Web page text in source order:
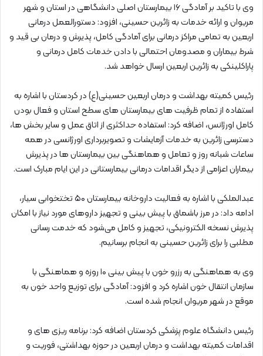
وی با تاکید بر آمادگی ۱۶ بیمارستان اصلی دانشگاهی در استان و شهر
مریوان و ارائه خدمات به زائرین حسینی، افزود: دستورالعمل درمانی
اربعین به تمامی مراکز درمانی برای آمادگی کامل، پذیرش و درمان بی قید و
شرط بیماران و مصدومان احتمالی با دادن خدمات کامل درمانی و
پاراکلینکی به زائرین اربعین ارسال خواهد شد.
رئیس کمیته بهداشت و درمان اربعین حسینی(ع) در کردستان با اشاره به
استفاده از تمام ظرفیت های بیمارستان های سطح استان و فعال بودن
کامل اورژانس، اضافه کرد: استفاده حداکثری از اتاق عمل و سایر بخش ها،
دسترسی زائرین به خدمات آزمایشات و تصویربرداری اورژانسی در همه
ساعات شبانه روز و تعامل و هماهنگی بین بیمارستان ها در پذیرش
بیماران اعزامی از دیگر اقدامات درمانی بیمارستانی در این ایام مبارک است.
عبدالملکی با اشاره به فعالیت داروخانه بیمارستان ۵۰ تختخوابی سیار،
ادامه داد: در مرز باشماق با پیش بینی و تجهیز داروهای مورد نیاز با امکان
پذیرش نسخه الکترونیکی، تجهیز و کامل می‌شود که خدمت رسانی
مطلبی را برای زائرین حسینی به انجام برسانیم.
وی به هماهنگی به رزرو خون با پیش بینی ۱۰ روزه و هماهنگی با
سازمان انتقال خون اشاره کرد و افزود: آمادگی برای توزیع واحد خون به
موقع در شهر مریوان انجام شده است.
رئیس دانشگاه علوم پزشکی کردستان اضافه کرد: برنامه ریزی های و
اقدامات کمیته بهداشت و درمان اربعین در حوزه بهداشتی، فوریت و